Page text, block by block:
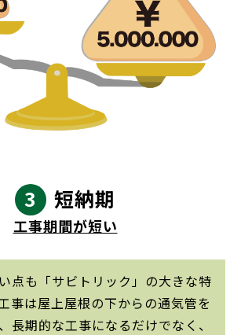
3 短納期
工事期間が短い
点も「サビトリック」の大きな特
事は屋上屋根の下からの通気管を
長期的な工事になるだけでなく、